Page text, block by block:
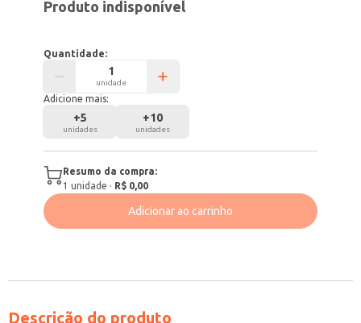
Produto indisponível
Quantidade:
unidade
Adicione mais:
+5
unidades
+10
unidades
Resumo da compra:
1 unidade · R$ 0,00
Adicionar ao carrinho
Descrição do produto